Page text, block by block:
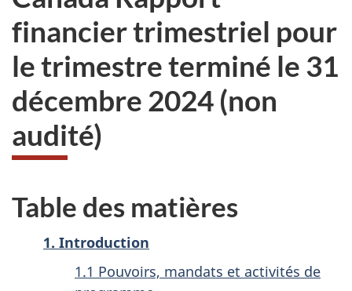
financier trimestriel pour
le trimestre terminé le 31
décembre 2024 (non
audité)
Table des matières
1. Introduction
1.1 Pouvoirs, mandats et activités de